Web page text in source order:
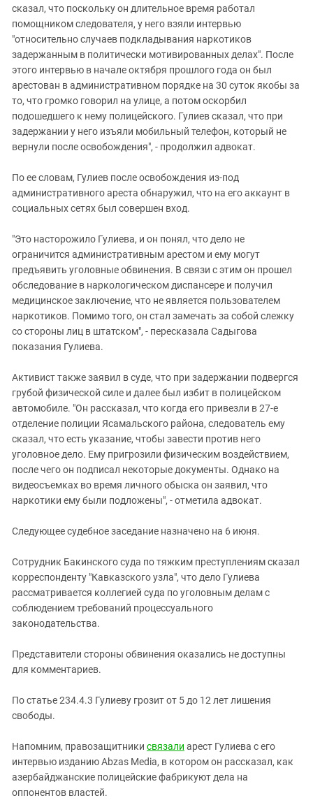
сказал, что поскольку он длительное время работал
помощником следователя, у него взяли интервью
"относительно случаев подкладывания наркотиков
задержанным в политически мотивированных делах". После
этого интервью в начале октября прошлого года он был
арестован в административном порядке на 30 суток якобы за
то, что громко говорил на улице, а потом оскорбил
подошедшего к нему полицейского. Гулиев сказал, что при
задержании у него изъяли мобильный телефон, который не
вернули после освобождения", - продолжил адвокат.
По ее словам, Гулиев после освобождения из-под
административного ареста обнаружил, что на его аккаунт в
социальных сетях был совершен вход.
"Это насторожило Гулиева, и он понял, что дело не
ограничится административным арестом и ему могут
предъявить уголовные обвинения. В связи с этим он прошел
обследование в наркологическом диспансере и получил
медицинское заключение, что не является пользователем
наркотиков. Помимо того, он стал замечать за собой слежку
со стороны лиц в штатском", - пересказала Садыгова
показания Гулиева.
Активист также заявил в суде, что при задержании подвергся
грубой физической силе и далее был избит в полицейском
автомобиле. "Он рассказал, что когда его привезли в 27-е
отделение полиции Ясамальского района, следователь ему
сказал, что есть указание, чтобы завести против него
уголовное дело. Ему пригрозили физическим воздействием,
после чего он подписал некоторые документы. Однако на
видеосъемках во время личного обыска он заявил, что
наркотики ему были подложены", - отметила адвокат.
Следующее судебное заседание назначено на 6 июня.
Сотрудник Бакинского суда по тяжким преступлениям сказал
корреспонденту "Кавказского узла", что дело Гулиева
рассматривается коллегией суда по уголовным делам с
соблюдением требований процессуального
законодательства.
Представители стороны обвинения оказались не доступны
для комментариев.
По статье 234.4.3 Гулиеву грозит от 5 до 12 лет лишения
свободы.
Напомним, правозащитники связали арест Гулиева с его
интервью изданию Abzas Media, в котором он рассказал, как
азербайджанские полицейские фабрикуют дела на
оппонентов властей.